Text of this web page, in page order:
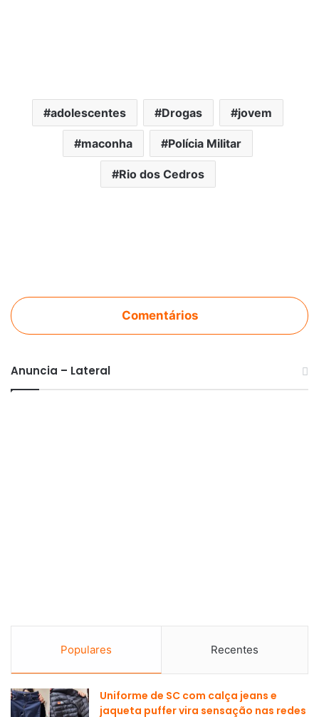
adolescentes Drogas jovem
maconha Polícia Militar
Rio dos Cedros
Comentários
Anuncia – Lateral
Populares Recentes
Uniforme de SC com calça jeans e
jaqueta puffer vira sensação nas redes